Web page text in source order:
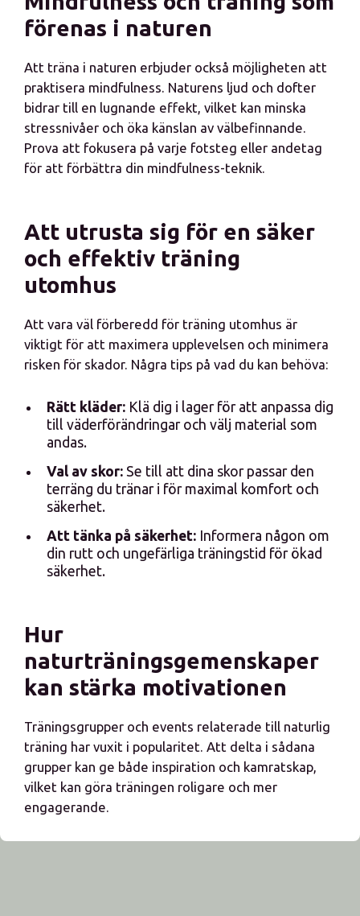
förenas i naturen
Att träna i naturen erbjuder också möjligheten att
praktisera mindfulness. Naturens ljud och dofter
bidrar till en lugnande effekt, vilket kan minska
stressnivåer och öka känslan av välbefinnande.
Prova att fokusera på varje fotsteg eller andetag
för att förbättra din mindfulness-teknik.
Att utrusta sig för en säker
och effektiv träning
utomhus
Att vara väl förberedd för träning utomhus är
viktigt för att maximera upplevelsen och minimera
risken för skador. Några tips på vad du kan behöva:
Rätt kläder: Klä dig i lager för att anpassa dig
till väderförändringar och välj material som
andas.
Val av skor: Se till att dina skor passar den
terräng du tränar i för maximal komfort och
säkerhet.
Att tänka på säkerhet: Informera någon om
din rutt och ungefärliga träningstid för ökad
säkerhet.
Hur
naturträningsgemenskaper
kan stärka motivationen
Träningsgrupper och events relaterade till naturlig
träning har vuxit i popularitet. Att delta i sådana
grupper kan ge både inspiration och kamratskap,
vilket kan göra träningen roligare och mer
engagerande.